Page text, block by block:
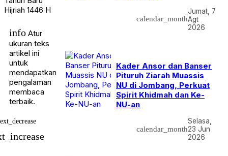
info Atur
ukuran teks
artikel ini
untuk
mendapatkan
pengalaman
membaca
terbaik.
calendar_month
Jumat, 7
Agt
2026
Kader Ansor dan Banser
Pituruh Ziarah Muassis
NU di Jombang, Perkuat
Spirit Khidmah dan Ke-
NU-an
calendar_month
Selasa,
23 Jun
2026